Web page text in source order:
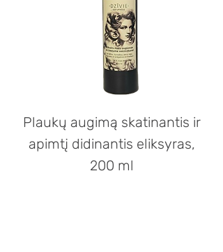
Plaukų augimą skatinantis ir
apimtį didinantis eliksyras,
200 ml